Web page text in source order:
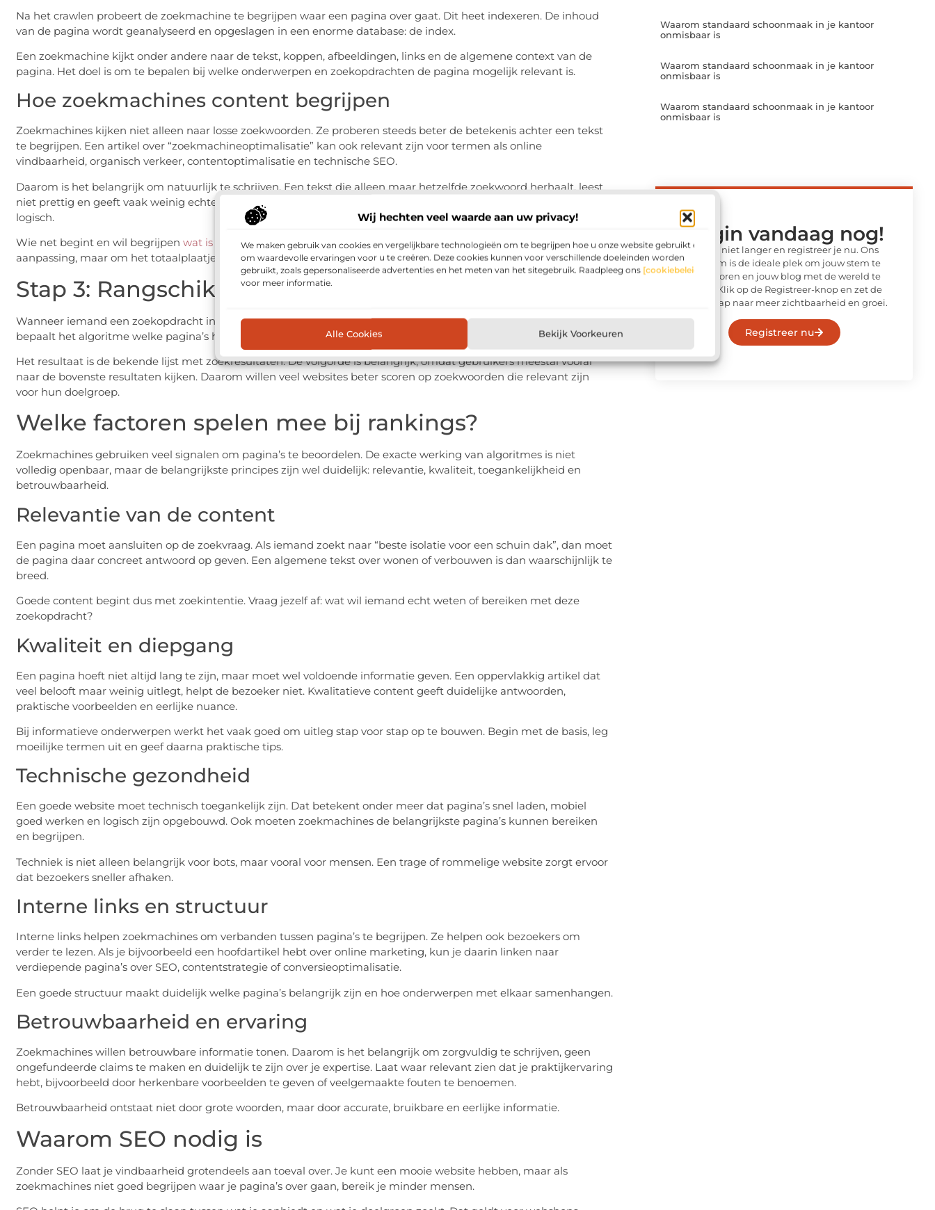
Wij hechten veel waarde aan uw privacy!
We maken gebruik van cookies en vergelijkbare technologieën om te begrijpen hoe u onze website gebruikt en
om waardevolle ervaringen voor u te creëren. Deze cookies kunnen voor verschillende doeleinden worden
gebruikt, zoals gepersonaliseerde advertenties en het meten van het sitegebruik. Raadpleeg ons [cookiebeleid]
voor meer informatie.
Alle Cookies Bekijk Voorkeuren
Na het crawlen probeert de zoekmachine te begrijpen waar een pagina over gaat. Dit heet indexeren. De inhoud
van de pagina wordt geanalyseerd en opgeslagen in een enorme database: de index.
Een zoekmachine kijkt onder andere naar de tekst, koppen, afbeeldingen, links en de algemene context van de
pagina. Het doel is om te bepalen bij welke onderwerpen en zoekopdrachten de pagina mogelijk relevant is.
Hoe zoekmachines content begrijpen
Zoekmachines kijken niet alleen naar losse zoekwoorden. Ze proberen steeds beter de betekenis achter een tekst
te begrijpen. Een artikel over “zoekmachineoptimalisatie” kan ook relevant zijn voor termen als online
vindbaarheid, organisch verkeer, contentoptimalisatie en technische SEO.
Daarom is het belangrijk om natuurlijk te schrijven. Een tekst die alleen maar hetzelfde zoekwoord herhaalt, leest
niet prettig en geeft vaak weinig echte waarde. Een goede pagina behandelt een onderwerp duidelijk, volledig en
logisch.
Wie net begint en wil begrijpen wat is SEO
, merkt al snel dat zoekmachineoptimalisatie niet draait om één losse
aanpassing, maar om het totaalplaatje van content, techniek en gebruikservaring.
Stap 3: Rangschikken
Wanneer iemand een zoekopdracht invoert, zoekt de zoekmachine in de index naar passende resultaten. Daarna
bepaalt het algoritme welke pagina’s het meest relevant en nuttig lijken. Dit proces heet rangschikken of ranking.
Het resultaat is de bekende lijst met zoekresultaten. De volgorde is belangrijk, omdat gebruikers meestal vooral
naar de bovenste resultaten kijken. Daarom willen veel websites beter scoren op zoekwoorden die relevant zijn
voor hun doelgroep.
Welke factoren spelen mee bij rankings?
Zoekmachines gebruiken veel signalen om pagina’s te beoordelen. De exacte werking van algoritmes is niet
volledig openbaar, maar de belangrijkste principes zijn wel duidelijk: relevantie, kwaliteit, toegankelijkheid en
betrouwbaarheid.
Relevantie van de content
Een pagina moet aansluiten op de zoekvraag. Als iemand zoekt naar “beste isolatie voor een schuin dak”, dan moet
de pagina daar concreet antwoord op geven. Een algemene tekst over wonen of verbouwen is dan waarschijnlijk te
breed.
Goede content begint dus met zoekintentie. Vraag jezelf af: wat wil iemand echt weten of bereiken met deze
zoekopdracht?
Kwaliteit en diepgang
Een pagina hoeft niet altijd lang te zijn, maar moet wel voldoende informatie geven. Een oppervlakkig artikel dat
veel belooft maar weinig uitlegt, helpt de bezoeker niet. Kwalitatieve content geeft duidelijke antwoorden,
praktische voorbeelden en eerlijke nuance.
Bij informatieve onderwerpen werkt het vaak goed om uitleg stap voor stap op te bouwen. Begin met de basis, leg
moeilijke termen uit en geef daarna praktische tips.
Technische gezondheid
Een goede website moet technisch toegankelijk zijn. Dat betekent onder meer dat pagina’s snel laden, mobiel
goed werken en logisch zijn opgebouwd. Ook moeten zoekmachines de belangrijkste pagina’s kunnen bereiken
en begrijpen.
Techniek is niet alleen belangrijk voor bots, maar vooral voor mensen. Een trage of rommelige website zorgt ervoor
dat bezoekers sneller afhaken.
Interne links en structuur
Interne links helpen zoekmachines om verbanden tussen pagina’s te begrijpen. Ze helpen ook bezoekers om
verder te lezen. Als je bijvoorbeeld een hoofdartikel hebt over online marketing, kun je daarin linken naar
verdiepende pagina’s over SEO, contentstrategie of conversieoptimalisatie.
Een goede structuur maakt duidelijk welke pagina’s belangrijk zijn en hoe onderwerpen met elkaar samenhangen.
Betrouwbaarheid en ervaring
Zoekmachines willen betrouwbare informatie tonen. Daarom is het belangrijk om zorgvuldig te schrijven, geen
ongefundeerde claims te maken en duidelijk te zijn over je expertise. Laat waar relevant zien dat je praktijkervaring
hebt, bijvoorbeeld door herkenbare voorbeelden te geven of veelgemaakte fouten te benoemen.
Betrouwbaarheid ontstaat niet door grote woorden, maar door accurate, bruikbare en eerlijke informatie.
Waarom SEO nodig is
Zonder SEO laat je vindbaarheid grotendeels aan toeval over. Je kunt een mooie website hebben, maar als
zoekmachines niet goed begrijpen waar je pagina’s over gaan, bereik je minder mensen.
Waarom standaard schoonmaak in je kantoor
onmisbaar is
Waarom standaard schoonmaak in je kantoor
onmisbaar is
Waarom standaard schoonmaak in je kantoor
onmisbaar is
Begin vandaag nog!
Wacht niet langer en registreer je nu. Ons
platform is de ideale plek om jouw stem te
laten horen en jouw blog met de wereld te
delen. Klik op de Registreer-knop en zet de
eerste stap naar meer zichtbaarheid en groei.
Registreer nu